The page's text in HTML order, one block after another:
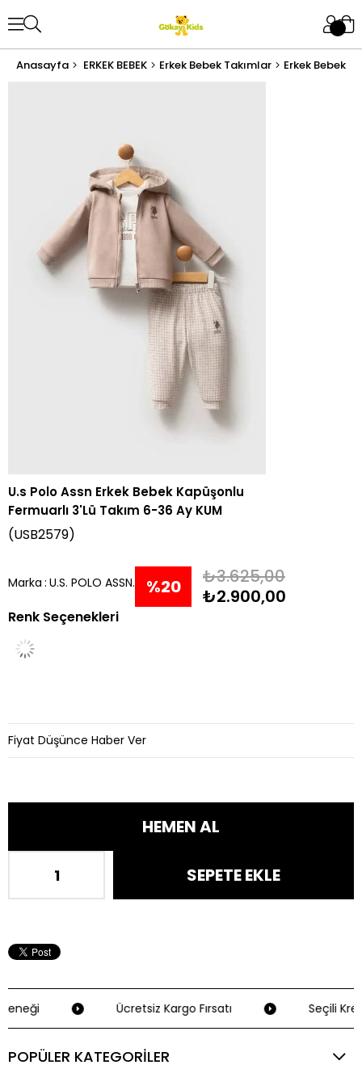
Anasayfa ERKEK BEBEK Erkek Bebek Takımlar Erkek Bebek
U.s Polo Assn Erkek Bebek Kapüşonlu
Fermuarlı 3'Lü Takım 6-36 Ay KUM
(USB2579)
Marka : U.S. POLO ASSN. %20
₺3.625,00
₺2.900,00
Renk Seçenekleri
Fiyat Düşünce Haber Ver
Ücretsiz Kargo Fırsatı Seçili
POPÜLER KATEGORİLER